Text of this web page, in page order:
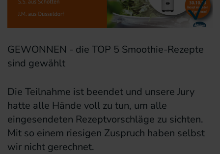
GEWONNEN - die TOP 5 Smoothie-Rezepte
sind gewählt
Die Teilnahme ist beendet und unsere Jury
hatte alle Hände voll zu tun, um alle
eingesendeten Rezeptvorschläge zu sichten.
Mit so einem riesigen Zuspruch haben selbst
wir nicht gerechnet.